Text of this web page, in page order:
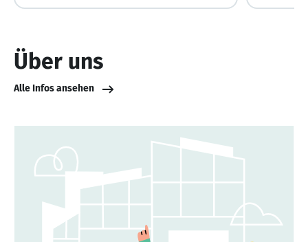
Über uns
Alle Infos ansehen